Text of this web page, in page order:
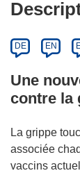
DE EN
Une
contre la
La grippe
associée
vaccins